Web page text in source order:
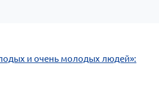
и очень молодых людей»: